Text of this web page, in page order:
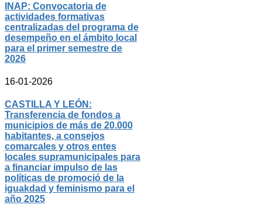
INAP: Convocatoria de
actividades formativas
centralizadas del programa de
desempeño en el ámbito local
para el primer semestre de
2026
16-01-2026
CASTILLA Y LEÓN:
Transferencia de fondos a
municipios de más de 20.000
habitantes, a consejos
comarcales y otros entes
locales supramunicipales para
a financiar impulso de las
políticas de promoció de la
iguakdad y feminismo para el
año 2025